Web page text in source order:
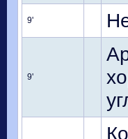
9'
9'